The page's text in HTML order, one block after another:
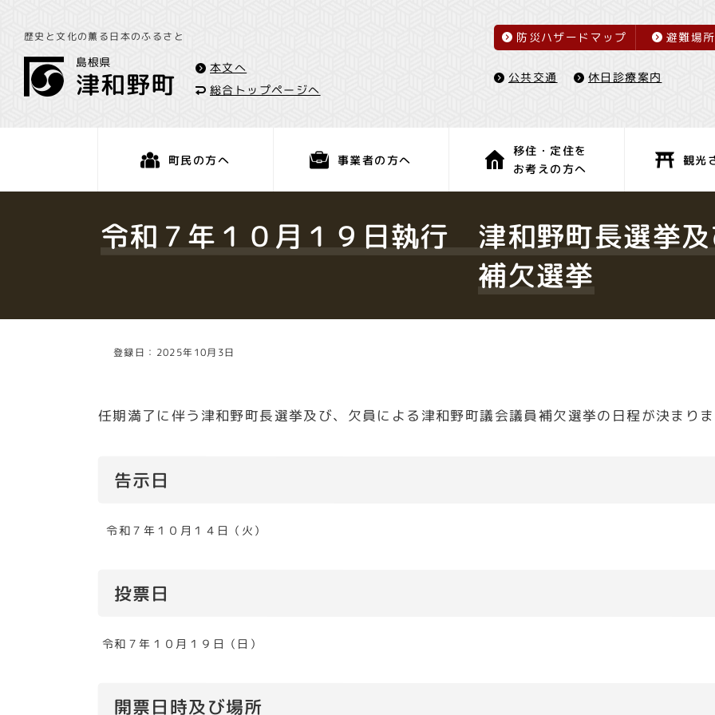
歴史と文化の薫る日本のふるさと
本文へ
総合トップページへ
防災ハザードマップ 避難場所
公共交通 休日診療案内
町民の方へ 事業者の方へ
移住・定住を
お考えの方へ
観光
令和７年１０月１９日執行 津和野町長選挙
補欠選挙
登録日：2025年10月3日
任期満了に伴う津和野町長選挙及び、欠員による津和野町議会議員補欠選挙の日程が決まり
告示日
令和７年１０月１４日（火）
投票日
令和７年１０月１９日（日）
開票日時及び場所